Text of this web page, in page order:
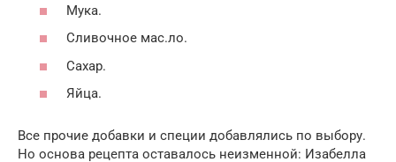
Мука.
Сливочное мас.ло.
Сахар.
Яйца.
Все прочие добавки и специи добавлялись по выбору.
Но основа рецепта оставалось неизменной: Изабелла